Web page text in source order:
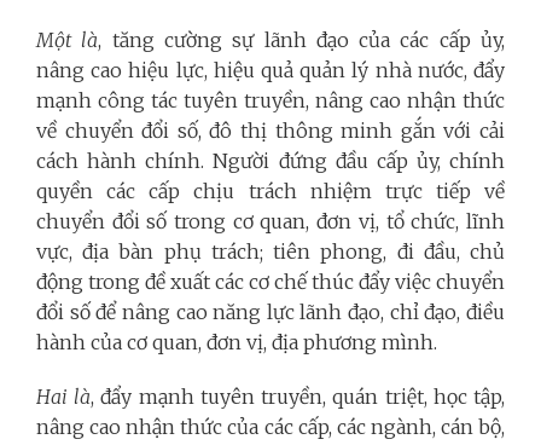
Một là, tăng cường sự lãnh đạo của các cấp ủy,
nâng cao hiệu lực, hiệu quả quản lý nhà nước, đẩy
mạnh công tác tuyên truyền, nâng cao nhận thức
về chuyển đổi số, đô thị thông minh gắn với cải
cách hành chính. Người đứng đầu cấp ủy, chính
quyền các cấp chịu trách nhiệm trực tiếp về
chuyển đổi số trong cơ quan, đơn vị, tổ chức, lĩnh
vực, địa bàn phụ trách; tiên phong, đi đầu, chủ
động trong đề xuất các cơ chế thúc đẩy việc chuyển
đổi số để nâng cao năng lực lãnh đạo, chỉ đạo, điều
hành của cơ quan, đơn vị, địa phương mình.
Hai là, đẩy mạnh tuyên truyền, quán triệt, học tập,
nâng cao nhận thức của các cấp, các ngành, cán bộ,